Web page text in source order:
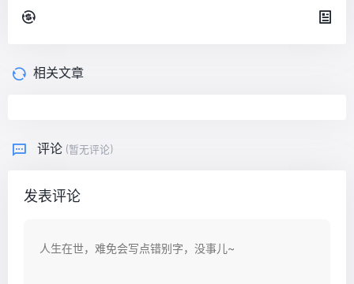
相关文章
评论 (暂无评论)
发表评论